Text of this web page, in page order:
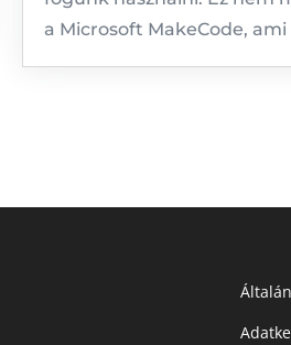
a Microsoft MakeCode, ami